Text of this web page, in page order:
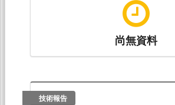
尚無資料
技術報告